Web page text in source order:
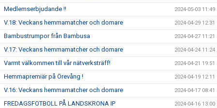
Medlemserbjudande !! 2024-05-03 11:49
V.18: Veckans hemmamatcher och domare 2024-04-29 12:31
Bambustrumpor från Bambusa 2024-04-27 11:21
V.17: Veckans hemmamatcher och domare 2024-04-24 11:24
Varmt välkommen till vår nätverksträff! 2024-04-21 19:51
Hemmapremiär på Örevång ! 2024-04-19 12:11
V.16: Veckans hemmamatcher och domare 2024-04-17 08:41
FREDAGSFOTBOLL PÅ LANDSKRONA IP 2024-04-16 13:00